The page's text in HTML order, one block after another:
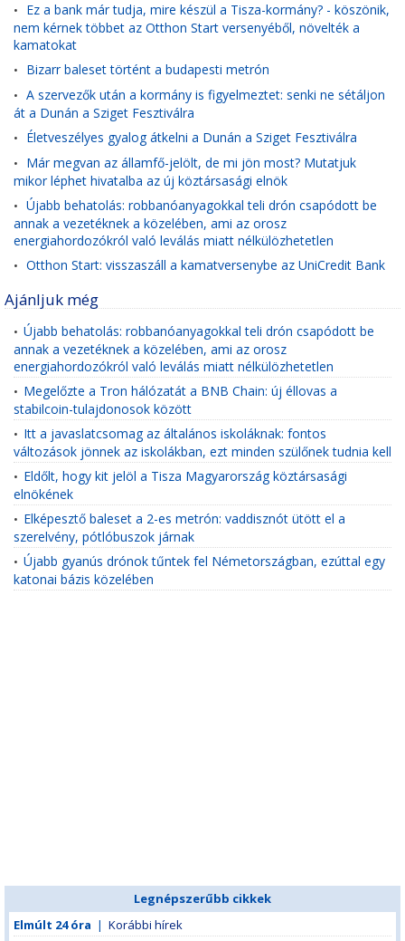
• Ez a bank már tudja, mire készül a Tisza-kormány? - köszönik,
nem kérnek többet az Otthon Start versenyéből, növelték a
kamatokat
• Bizarr baleset történt a budapesti metrón
• A szervezők után a kormány is figyelmeztet: senki ne sétáljon
át a Dunán a Sziget Fesztiválra
• Életveszélyes gyalog átkelni a Dunán a Sziget Fesztiválra
• Már megvan az államfő-jelölt, de mi jön most? Mutatjuk
mikor léphet hivatalba az új köztársasági elnök
• Újabb behatolás: robbanóanyagokkal teli drón csapódott be
annak a vezetéknek a közelében, ami az orosz
energiahordozókról való leválás miatt nélkülözhetetlen
• Otthon Start: visszaszáll a kamatversenybe az UniCredit Bank
Ajánljuk még
• Újabb behatolás: robbanóanyagokkal teli drón csapódott be
annak a vezetéknek a közelében, ami az orosz
energiahordozókról való leválás miatt nélkülözhetetlen
• Megelőzte a Tron hálózatát a BNB Chain: új éllovas a
stabilcoin-tulajdonosok között
• Itt a javaslatcsomag az általános iskoláknak: fontos
változások jönnek az iskolákban, ezt minden szülőnek tudnia kell
• Eldőlt, hogy kit jelöl a Tisza Magyarország köztársasági
elnökének
• Elképesztő baleset a 2-es metrón: vaddisznót ütött el a
szerelvény, pótlóbuszok járnak
• Újabb gyanús drónok tűntek fel Németországban, ezúttal egy
katonai bázis közelében
Legnépszerűbb cikkek
Elmúlt 24 óra | Korábbi hírek